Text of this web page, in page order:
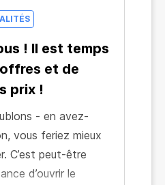
! Il est temps
et de
prix !
- en avez-
vous feriez mieux
C’est peut-être
d’ouvrir le